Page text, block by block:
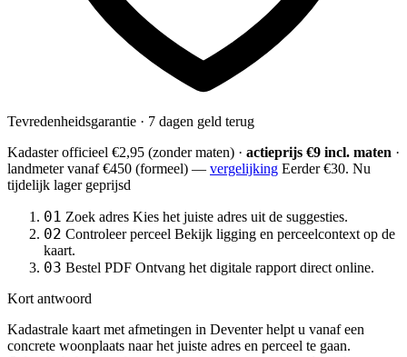
Tevredenheidsgarantie · 7 dagen geld terug
Kadaster officieel €2,95 (zonder maten) · actieprijs €9 incl. maten ·
landmetervanaf €450 (formeel) — vergelijking Eerder €30. Nu
tijdelijk lager geprijsd
01 Zoek adres Kies het juiste adres uit de suggesties.
02 Controleer perceel Bekijk ligging en perceelcontext op de
kaart.
03 Bestel PDF Ontvang het digitale rapport direct online.
Kort antwoord
Kadastrale kaart met afmetingen in Deventer helpt u vanaf een
concrete woonplaats naar het juiste adres en perceel te gaan.